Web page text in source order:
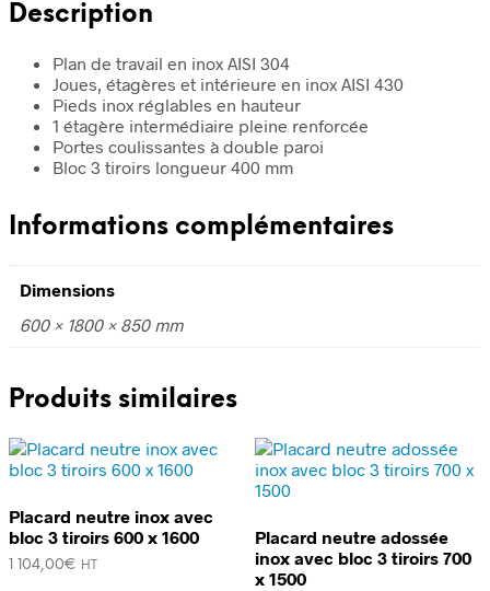
Description
Plan de travail en inox AISI 304
Joues, étagères et intérieure en inox AISI 430
Pieds inox réglables en hauteur
1 étagère intermédiaire pleine renforcée
Portes coulissantes à double paroi
Bloc 3 tiroirs longueur 400 mm
Informations complémentaires
Dimensions
600 × 1800 × 850 mm
Produits similaires
Placard neutre inox avec
bloc 3 tiroirs 600 x 1600
1 104,00€ HT
Placard neutre adossée
inox avec bloc 3 tiroirs 700
x 1500